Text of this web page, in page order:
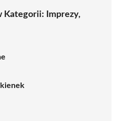
Kategorii:
Imprezy,